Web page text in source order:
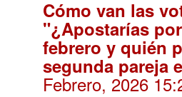
Cómo van las
"¿Apostarías
febrero y quién
segunda pareja
Febrero, 2026